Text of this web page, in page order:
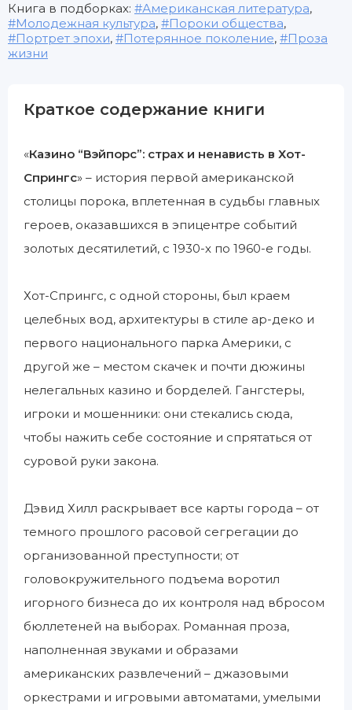
Книга в подборках: Американская литература,
Молодежная культура, Пороки общества,
Портрет эпохи, Потерянное поколение,
Проза
жизни
Краткое содержание книги
«Казино “Вэйпорс”: страх и ненависть в Хот-
Спрингс» – история первой американской
столицы порока, вплетенная в судьбы главных
героев, оказавшихся в эпицентре событий
золотых десятилетий, с 1930-х по 1960-е годы.
Хот-Спрингс, с одной стороны, был краем
целебных вод, архитектуры в стиле ар-деко и
первого национального парка Америки, с
другой же – местом скачек и почти дюжины
нелегальных казино и борделей. Гангстеры,
игроки и мошенники: они стекались сюда,
чтобы нажить себе состояние и спрятаться от
суровой руки закона.
Дэвид Хилл раскрывает все карты города – от
темного прошлого расовой сегрегации до
организованной преступности; от
головокружительного подъема воротил
игорного бизнеса до их контроля над вбросом
бюллетеней на выборах. Романная проза,
наполненная звуками и образами
американских развлечений – джазовыми
оркестрами и игровыми автоматами, умелыми